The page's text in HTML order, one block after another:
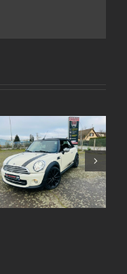
Echappement inox
sur mesure
Volkswagen Golf 8
GTI